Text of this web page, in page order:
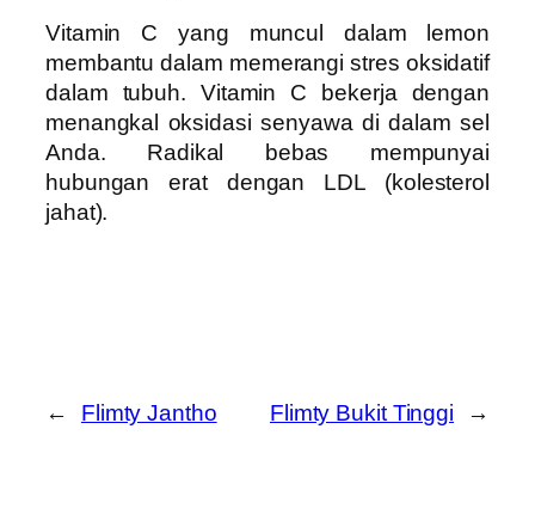
Vitamin C yang muncul dalam lemon
membantu dalam memerangi stres oksidatif
dalam tubuh. Vitamin C bekerja dengan
menangkal oksidasi senyawa di dalam sel
Anda. Radikal bebas mempunyai
hubungan erat dengan LDL (kolesterol
jahat).
← Flimty Jantho Flimty Bukit Tinggi →